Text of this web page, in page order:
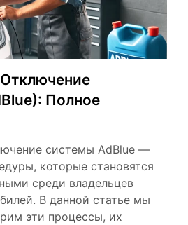
Полное
системы AdBlue —
которые становятся
среди владельцев
В данной статье мы
эти процессы, их